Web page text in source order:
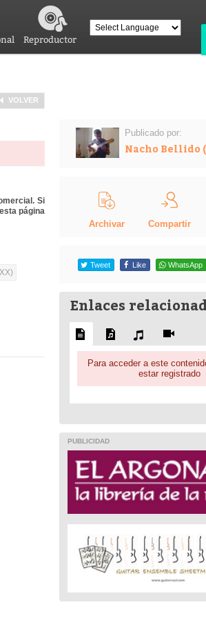
Reproductor
VOLVER
Si
página
Publicado por:
Nacho Bellido
Archivar Compartir
Tweet Like WhatsApp
Enlaces
Para acceder a este
estar registrado
PUBLICIDAD